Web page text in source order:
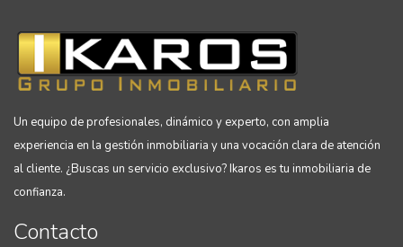
Un equipo de profesionales, dinámico y experto, con amplia
experiencia en la gestión inmobiliaria y una vocación clara de atención
al cliente. ¿Buscas un servicio exclusivo? Ikaros es tu inmobiliaria de
confianza.
Contacto